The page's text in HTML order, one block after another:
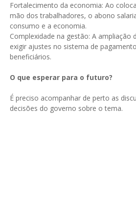
Fortalecimento da economia: Ao
mão dos trabalhadores, o abono
consumo e a economia.
Complexidade na gestão: A ampliação
exigir ajustes no sistema de
beneficiários.
O que esperar para o futuro?
É preciso acompanhar de perto as
decisões do governo sobre o tema.